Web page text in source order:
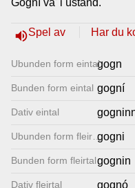
Gogní va' i ústand.
volume_upSpel av Har du
Ubunden form eintalgogn
Bunden form eintal gogní
Dativ eintal
Ubunden form fleirtal
gogni
Bunden form fleirtalgognin
Dativ fleirtal gognó
Nyhende
Lenkjer
oss